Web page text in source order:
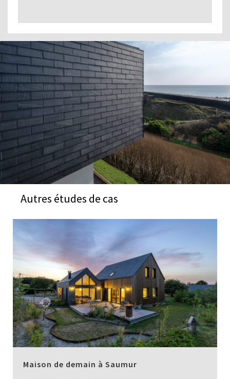
Autres études de cas
Maison de demain à Saumur